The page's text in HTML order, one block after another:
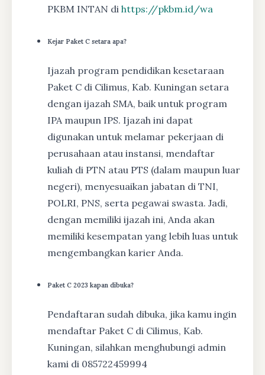
PKBM INTAN di https://pkbm.id/wa
Kejar Paket C setara apa?
Ijazah program pendidikan kesetaraan
Paket C di Cilimus, Kab. Kuningan setara
dengan ijazah SMA, baik untuk program
IPA maupun IPS. Ijazah ini dapat
digunakan untuk melamar pekerjaan di
perusahaan atau instansi, mendaftar
kuliah di PTN atau PTS (dalam maupun luar
negeri), menyesuaikan jabatan di TNI,
POLRI, PNS, serta pegawai swasta. Jadi,
dengan memiliki ijazah ini, Anda akan
memiliki kesempatan yang lebih luas untuk
mengembangkan karier Anda.
Paket C 2023 kapan dibuka?
Pendaftaran sudah dibuka, jika kamu ingin
mendaftar Paket C di Cilimus, Kab.
Kuningan, silahkan menghubungi admin
kami di 085722459994